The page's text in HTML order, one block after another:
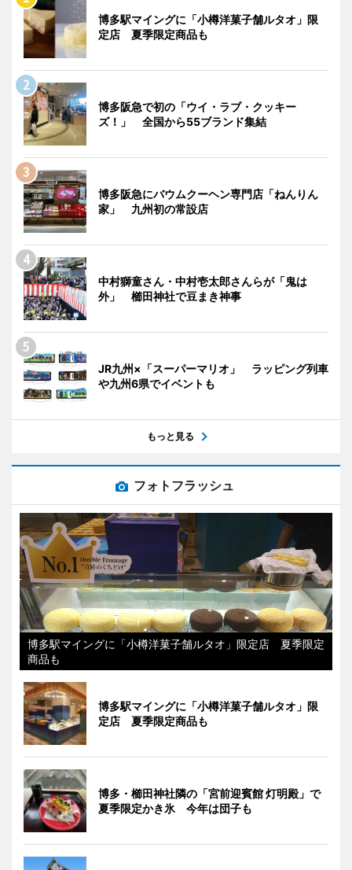
博多駅マイングに「小樽洋菓子舗ルタオ」限
定店 夏季限定商品も
博多阪急で初の「ウイ・ラブ・クッキー
ズ！」 全国から55ブランド集結
博多阪急にバウムクーヘン専門店「ねんりん
家」 九州初の常設店
中村獅童さん・中村壱太郎さんらが「鬼は
外」 櫛田神社で豆まき神事
JR九州×「スーパーマリオ」 ラッピング列車
や九州6県でイベントも
もっと見る
フォトフラッシュ
博多駅マイングに「小樽洋菓子舗ルタオ」限定店 夏季限定
商品も
博多駅マイングに「小樽洋菓子舗ルタオ」限
定店 夏季限定商品も
博多・櫛田神社隣の「宮前迎賓館 灯明殿」で
夏季限定かき氷 今年は団子も